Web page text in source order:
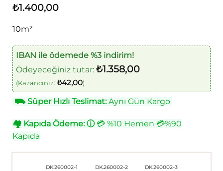
₺1.400,00
10m²
IBAN ile ödemede %3 indirim!
Ödeyeceğiniz tutar: ₺1.358,00
(Kazancınız: ₺42,00)
⛟Süper Hızlı Teslimat:Aynı Gün Kargo
🏘 Kapıda Ödeme: ⓘ💳 %10 Hemen 💳%90
Kapıda
DK.260002-1 DK.260002-2 DK.260002-3